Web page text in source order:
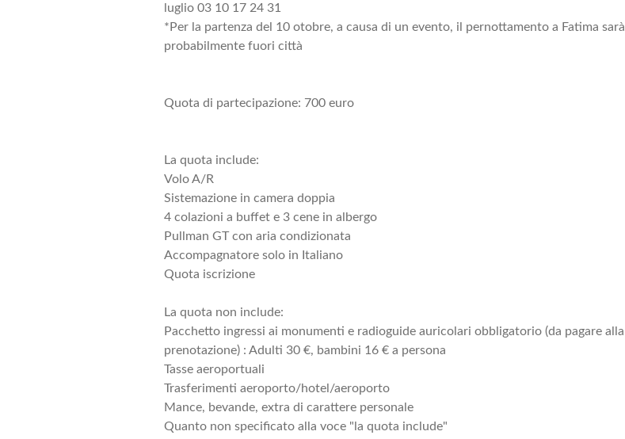
luglio 03 10 17 24 31
*Per la partenza del 10 otobre, a causa di un evento, il pernottamento a Fatima sarà
probabilmente fuori città
Quota di partecipazione: 700 euro
La quota include:
Volo A/R
Sistemazione in camera doppia
4 colazioni a buffet e 3 cene in albergo
Pullman GT con aria condizionata
Accompagnatore solo in Italiano
Quota iscrizione
La quota non include:
Pacchetto ingressi ai monumenti e radioguide auricolari obbligatorio (da pagare alla
prenotazione) : Adulti 30 €, bambini 16 € a persona
Tasse aeroportuali
Trasferimenti aeroporto/hotel/aeroporto
Mance, bevande, extra di carattere personale
Quanto non specificato alla voce "la quota include"